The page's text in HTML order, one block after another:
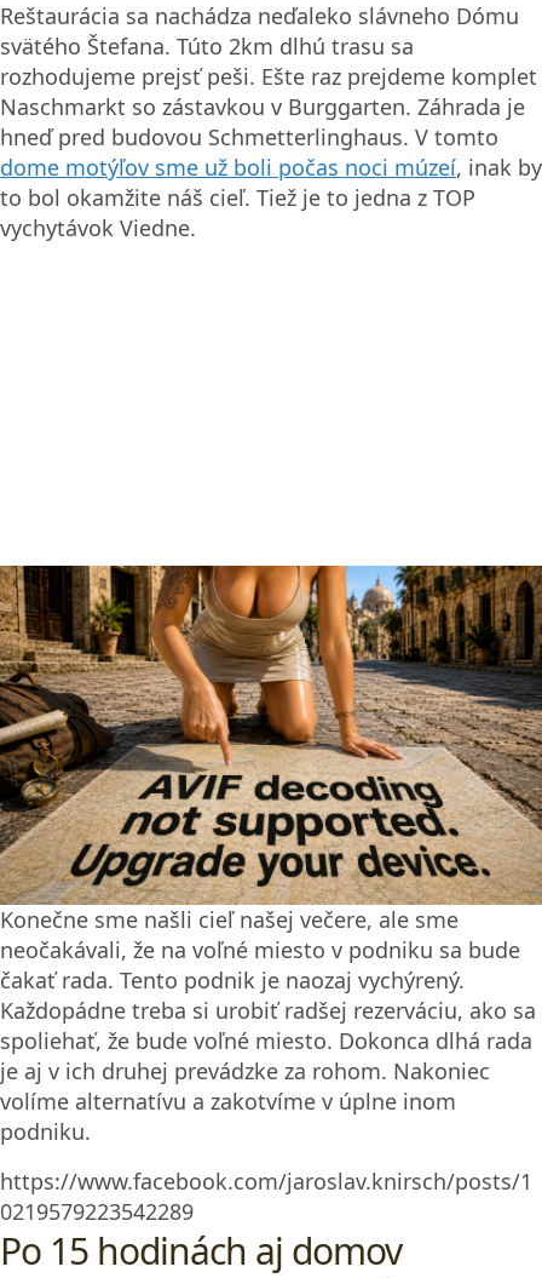
Reštaurácia sa nachádza neďaleko slávneho Dómu
svätého Štefana. Túto 2km dlhú trasu sa
rozhodujeme prejsť peši. Ešte raz prejdeme komplet
Naschmarkt so zástavkou v Burggarten. Záhrada je
hneď pred budovou Schmetterlinghaus. V tomto
dome motýľov sme už boli počas noci múzeí, inak by
to bol okamžite náš cieľ. Tiež je to jedna z TOP
vychytávok Viedne.
Konečne sme našli cieľ našej večere, ale sme
neočakávali, že na voľné miesto v podniku sa bude
čakať rada. Tento podnik je naozaj vychýrený.
Každopádne treba si urobiť radšej rezerváciu, ako sa
spoliehať, že bude voľné miesto. Dokonca dlhá rada
je aj v ich druhej prevádzke za rohom. Nakoniec
volíme alternatívu a zakotvíme v úplne inom
podniku.
https://www.facebook.com/jaroslav.knirsch/posts/1
0219579223542289
Po 15 hodinách aj domov